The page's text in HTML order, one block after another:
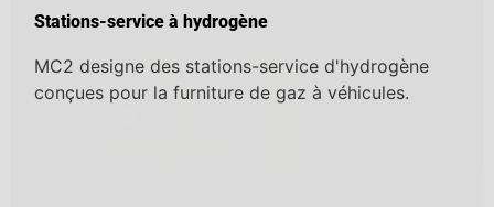
Stations-service à hydrogène
MC2 designe des stations-service d'hydrogène
conçues pour la furniture de gaz à véhicules.